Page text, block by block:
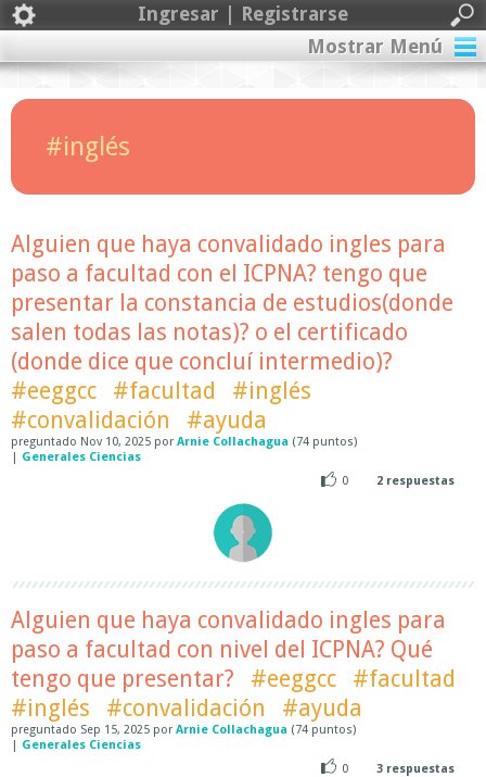
Ingresar | Registrarse
Mostrar Menú
#inglés
Alguien que haya convalidado ingles para
paso a facultad con el ICPNA? tengo que
presentar la constancia de estudios(donde
salen todas las notas)? o el certificado
(donde dice que concluí intermedio)?
#eeggcc
#facultad
#inglés
#convalidación
#ayuda
preguntado Nov 10, 2025 por Arnie Collachagua (74 puntos)
| Generales Ciencias
0
2 respuestas
Alguien que haya convalidado ingles para
paso a facultad con nivel del ICPNA? Qué
tengo que presentar?
#eeggcc
#facultad
#inglés
#convalidación #ayuda
preguntado Sep 15, 2025 por Arnie Collachagua (74 puntos)
| Generales Ciencias
0
3 respuestas